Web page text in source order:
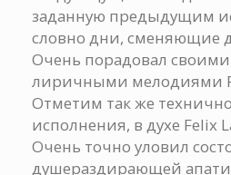
заданную предыдущим
словно дни, сменяющие
Очень порадовал
лиричными мелодиями
Отметим так же
исполнения, в духе Felix
Очень точно уловил
душераздирающей